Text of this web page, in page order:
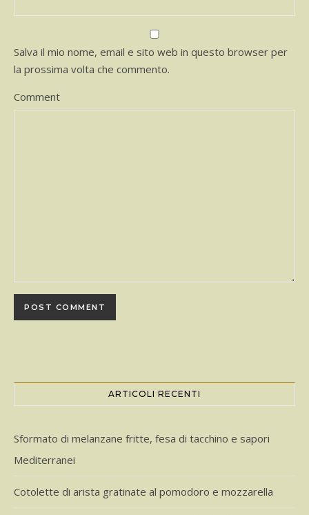
Salva il mio nome, email e sito web in questo browser per
la prossima volta che commento.
Comment
ARTICOLI RECENTI
Sformato di melanzane fritte, fesa di tacchino e sapori
Mediterranei
Cotolette di arista gratinate al pomodoro e mozzarella